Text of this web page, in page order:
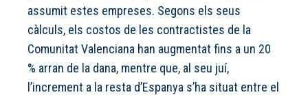
assumit estes empreses. Segons els seus
càlculs, els costos de les contractistes de la
Comunitat Valenciana han augmentat fins a un 20
% arran de la dana, mentre que, al seu juí,
l’increment a la resta d’Espanya s’ha situat entre el